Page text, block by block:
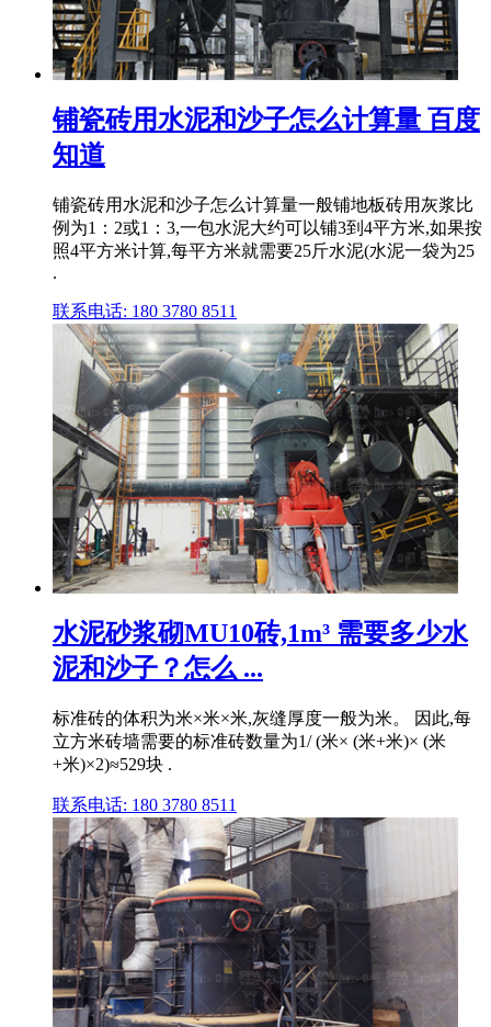
铺瓷砖用水泥和沙子怎么计算量 百度
知道
铺瓷砖用水泥和沙子怎么计算量一般铺地板砖用灰浆比
例为1：2或1：3,一包水泥大约可以铺3到4平方米,如果按
照4平方米计算,每平方米就需要25斤水泥(水泥一袋为25
.
联系电话: 180 3780 8511
水泥砂浆砌MU10砖,1m³ 需要多少水
泥和沙子？怎么 ...
标准砖的体积为米×米×米,灰缝厚度一般为米。 因此,每
立方米砖墙需要的标准砖数量为1/ (米× (米+米)× (米
+米)×2)≈529块 .
联系电话: 180 3780 8511